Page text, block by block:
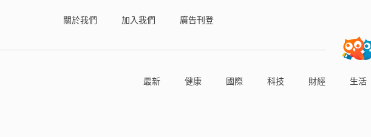
關於我們 加入我們 廣告刊登
最新 健康 國際 科技 財經 生活